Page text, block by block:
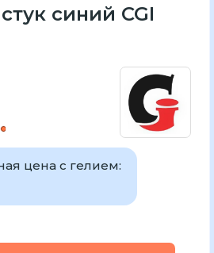
синий CGI
цена с гелием: